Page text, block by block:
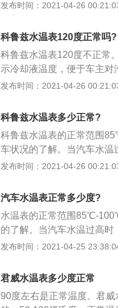
至正常温度时，再继续行驶
水温表传感器导线接线不良
发布时间：2021-04-26
科鲁兹水温表120度正常吗?
科鲁兹水温表120度不正常
示冷却液温度，便于车主
整，等待车辆水温下降至正
触点接触不良；3、水温表
电源的稳压器损坏。
发布时间：2021-04-26
科鲁兹水温表多少正常?
科鲁兹水温表的正常范围
车状况的了解。当汽车水温
温度时，再继续行驶。以下
感器导线接线不良或断路；
发布时间：2021-04-26
汽车水温表正常多少度?
水温表的正常范围85℃-
的了解。当汽车水温过高
时，再继续行驶。以下是水
导线接线不良或断路；4、
发布时间：2021-04-25
君威水温表多少度正常
90度左右是正常温度。君